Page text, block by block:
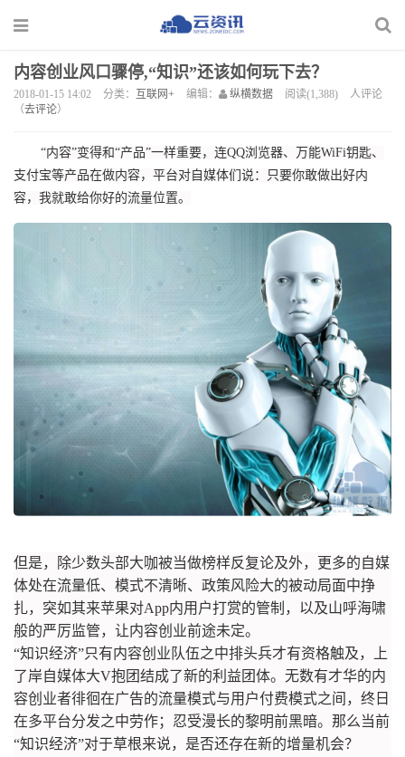
内容创业风口骤停,“知识”还该如何玩下去？
2018-01-15 14:02 分类： 互联网+ 编辑： 纵横数据 阅读(1,388)
人评论
（去评论）
“内容”变得和“产品”一样重要，连QQ浏览器、万能WiFi钥匙、
支付宝等产品在做内容，平台对自媒体们说：只要你敢做出好内
容，我就敢给你好的流量位置。
但是，除少数头部大咖被当做榜样反复论及外，更多的自媒
体处在流量低、模式不清晰、政策风险大的被动局面中挣
扎，突如其来苹果对App内用户打赏的管制，以及山呼海啸
般的严厉监管，让内容创业前途未定。
“知识经济”只有内容创业队伍之中排头兵才有资格触及，上
了岸自媒体大V抱团结成了新的利益团体。无数有才华的内
容创业者徘徊在广告的流量模式与用户付费模式之间，终日
在多平台分发之中劳作；忍受漫长的黎明前黑暗。那么当前
“知识经济”对于草根来说，是否还存在新的增量机会？